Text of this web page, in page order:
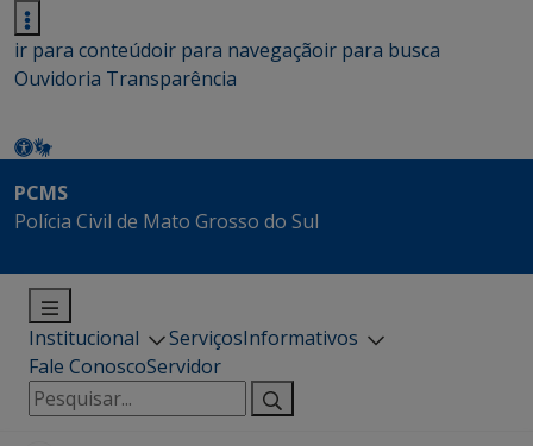
ir para conteúdoir para navegaçãoir para busca
Ouvidoria Transparência
PCMS
Polícia Civil de Mato Grosso do Sul
Institucional ServiçosInformativos
Fale ConoscoServidor
Pesquisar
por: